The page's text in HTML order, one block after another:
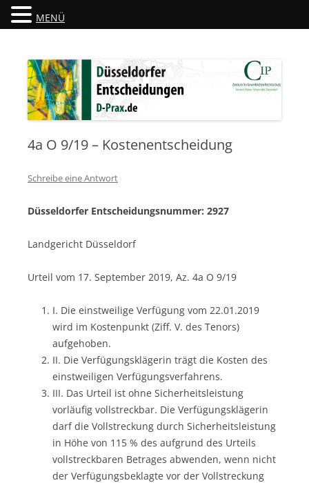
Düsseldorfer Entscheidungen
4a O 9/19 – Kostenentscheidung
Schreibe eine Antwort
Düsseldorfer Entscheidungsnummer: 2927
Landgericht Düsseldorf
Urteil vom 17. September 2019, Az. 4a O 9/19
I. Die einstweilige Verfügung vom 22.01.2019
wird im Kostenpunkt (Ziff. V. des Tenors)
aufgehoben.
II. Die Verfügungsklägerin trägt die Kosten des
einstweiligen Verfügungsverfahrens.
III. Das Urteil ist ohne Sicherheitsleistung
vorläufig vollstreckbar. Die Verfügungsklägerin
darf die Vollstreckung durch Sicherheitsleistung
in Höhe von 115 % des aufgrund des Urteils
vollstreckbaren Betrages abwenden, wenn nicht
der Verfügungsbeklagte vor der Vollstreckung
MENÜ